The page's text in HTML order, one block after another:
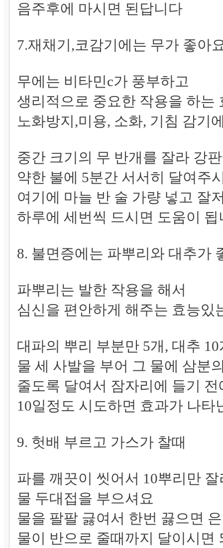
음주후에 마시면 된답니다
7.재채기,코감기에는 무가 좋아
무에는 비타민c가 풍부하고
생리적으로 중요한 작용을 하는
노화방지,미용, 소화, 기침 감기
중간 크기의 무 반개를 잘라 강
약한 불에 5분간 서서히 달여주
여기에 마늘 반 술 가량 넣고 잘
하루에 세번씩 드시면 도움이 됩
8. 불면증에는 파뿌리와 대추가
파뿌리는 발한 작용을 해서
심신을 편안하게 해주는 효능있
대파의 뿌리 부분만 5개, 대추
물 세 사발을 부어 그 물에 삼분
줄도록 달여서 잠자리에 들기
10일정도 시도하면 효과가 나타
9. 헛배 부르고 가스가 찰때
파를 깨끗이 씻어서 10뿌리만
물 두대접을 부으셔요
물을 팔팔 긇여서 한번 끓으면
물이 반으로 줄때까지 달이시면